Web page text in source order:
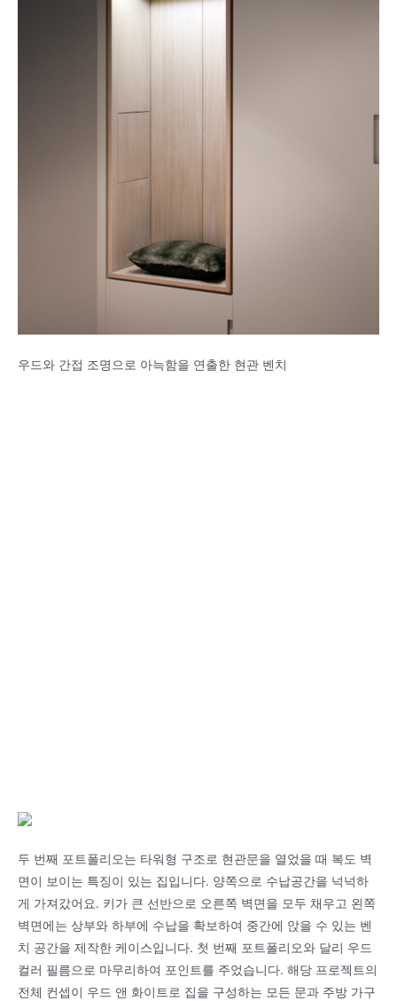
우드와 간접 조명으로 아늑함을 연출한 현관 벤치
두 번째 포트폴리오는 타워형 구조로 현관문을 열었을 때 복도 벽
면이 보이는 특징이 있는 집입니다. 양쪽으로 수납공간을 넉넉하
게 가져갔어요. 키가 큰 선반으로 오른쪽 벽면을 모두 채우고 왼쪽
벽면에는 상부와 하부에 수납을 확보하여 중간에 앉을 수 있는 벤
치 공간을 제작한 케이스입니다. 첫 번째 포트폴리오와 달리 우드
컬러 필름으로 마무리하여 포인트를 주었습니다. 해당 프로젝트의
전체 컨셉이 우드 앤 화이트로 집을 구성하는 모든 문과 주방 가구